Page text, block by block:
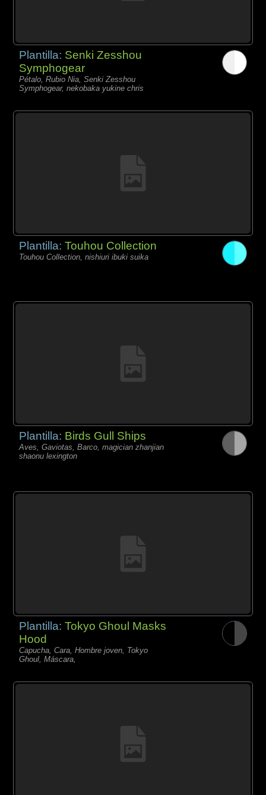
Plantilla: Senki Zesshou
Symphogear
Pétalo, Rubio Nia, Senki Zesshou
Symphogear, nekobaka yukine chris
Plantilla:Touhou Collection
Touhou Collection, nishiuri ibuki suika
Plantilla: Birds Gull Ships
Aves, Gaviotas, Barco, magician zhanjian
shaonu lexington
Plantilla:Tokyo Ghoul Masks
Hood
Capucha, Cara, Hombre joven, Tokyo
Ghoul, Máscara,